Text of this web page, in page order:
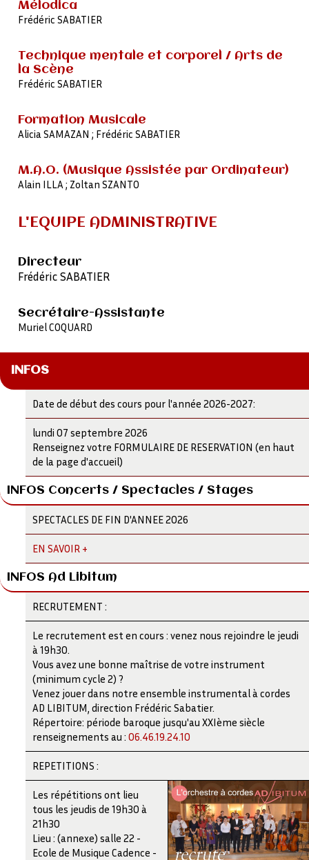
Mélodica
Frédéric SABATIER
Technique mentale et corporel / Arts de
la Scène
Frédéric SABATIER
Formation Musicale
Alicia SAMAZAN ; Frédéric SABATIER
M.A.O. (Musique Assistée par Ordinateur)
Alain ILLA ; Zoltan SZANTO
L'EQUIPE ADMINISTRATIVE
Directeur
Frédéric SABATIER
Secrétaire-Assistante
Muriel COQUARD
INFOS
Date de début des cours pour l'année 2026-2027:
lundi 07 septembre 2026
Renseignez votre FORMULAIRE DE RESERVATION (en haut
de la page d'accueil)
INFOS Concerts / Spectacles / Stages
SPECTACLES DE FIN D'ANNEE 2026
EN SAVOIR +
INFOS Ad Libitum
RECRUTEMENT :
Le recrutement est en cours : venez nous rejoindre le jeudi
à 19h30.
Vous avez une bonne maîtrise de votre instrument
(minimum cycle 2) ?
Venez jouer dans notre ensemble instrumental à cordes
AD LIBITUM, direction Frédéric Sabatier.
Répertoire: période baroque jusqu'au XXIème siècle
renseignements au :06.46.19.24.10
REPETITIONS :
Les répétitions ont lieu
tous les jeudis de 19h30 à
21h30
Lieu : (annexe) salle 22 -
Ecole de Musique Cadence -